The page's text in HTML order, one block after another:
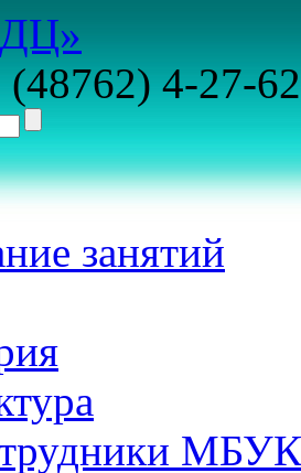
(48762) 4-27-62
занятий